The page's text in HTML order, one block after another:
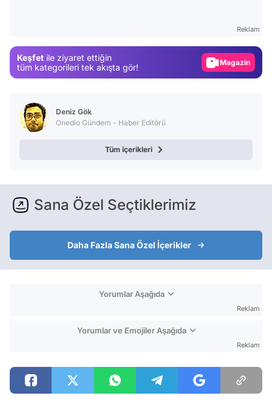
Reklam
Keşfet ile ziyaret ettiğin
tüm kategorileri tek akışta gör!
Magazin
Deniz Gök
Onedio Gündem - Haber Editörü
Tüm içerikleri
Sana Özel Seçtiklerimiz
Daha Fazla Sana Özel İçerikler
Yorumlar Aşağıda
Reklam
Yorumlar ve Emojiler Aşağıda
Reklam